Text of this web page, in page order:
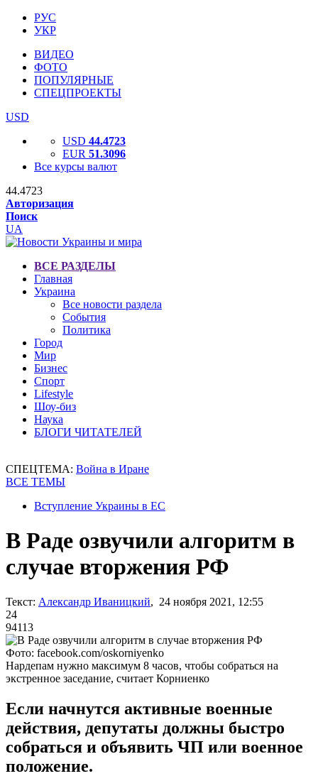
РУС
УКР
ВИДЕО
ФОТО
ПОПУЛЯРНЫЕ
СПЕЦПРОЕКТЫ
USD
USD 44.4723
EUR 51.3096
Все курсы валют
44.4723
Авторизация
Поиск
UA
ВСЕ РАЗДЕЛЫ
Главная
Украина
Все новости раздела
События
Политика
Город
Мир
Бизнес
Спорт
Lifestyle
Шоу-биз
Наука
БЛОГИ ЧИТАТЕЛЕЙ
СПЕЦТЕМА: Война в Иране
ВСЕ ТЕМЫ
Вступление Украины в ЕС
В Раде озвучили алгоритм в
случае вторжения РФ
Текст: Александр Иваницкий, 24 ноября 2021, 12:55
24
94113
Фото: facebook.com/oskorniyenko
Нардепам нужно максимум 8 часов, чтобы собраться на
экстренное заседание, считает Корниенко
Если начнутся активные военные
действия, депутаты должны быстро
собраться и объявить ЧП или военное
положение.